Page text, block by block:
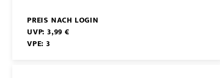
PREIS NACH LOGIN
UVP: 3,99 €
VPE: 3